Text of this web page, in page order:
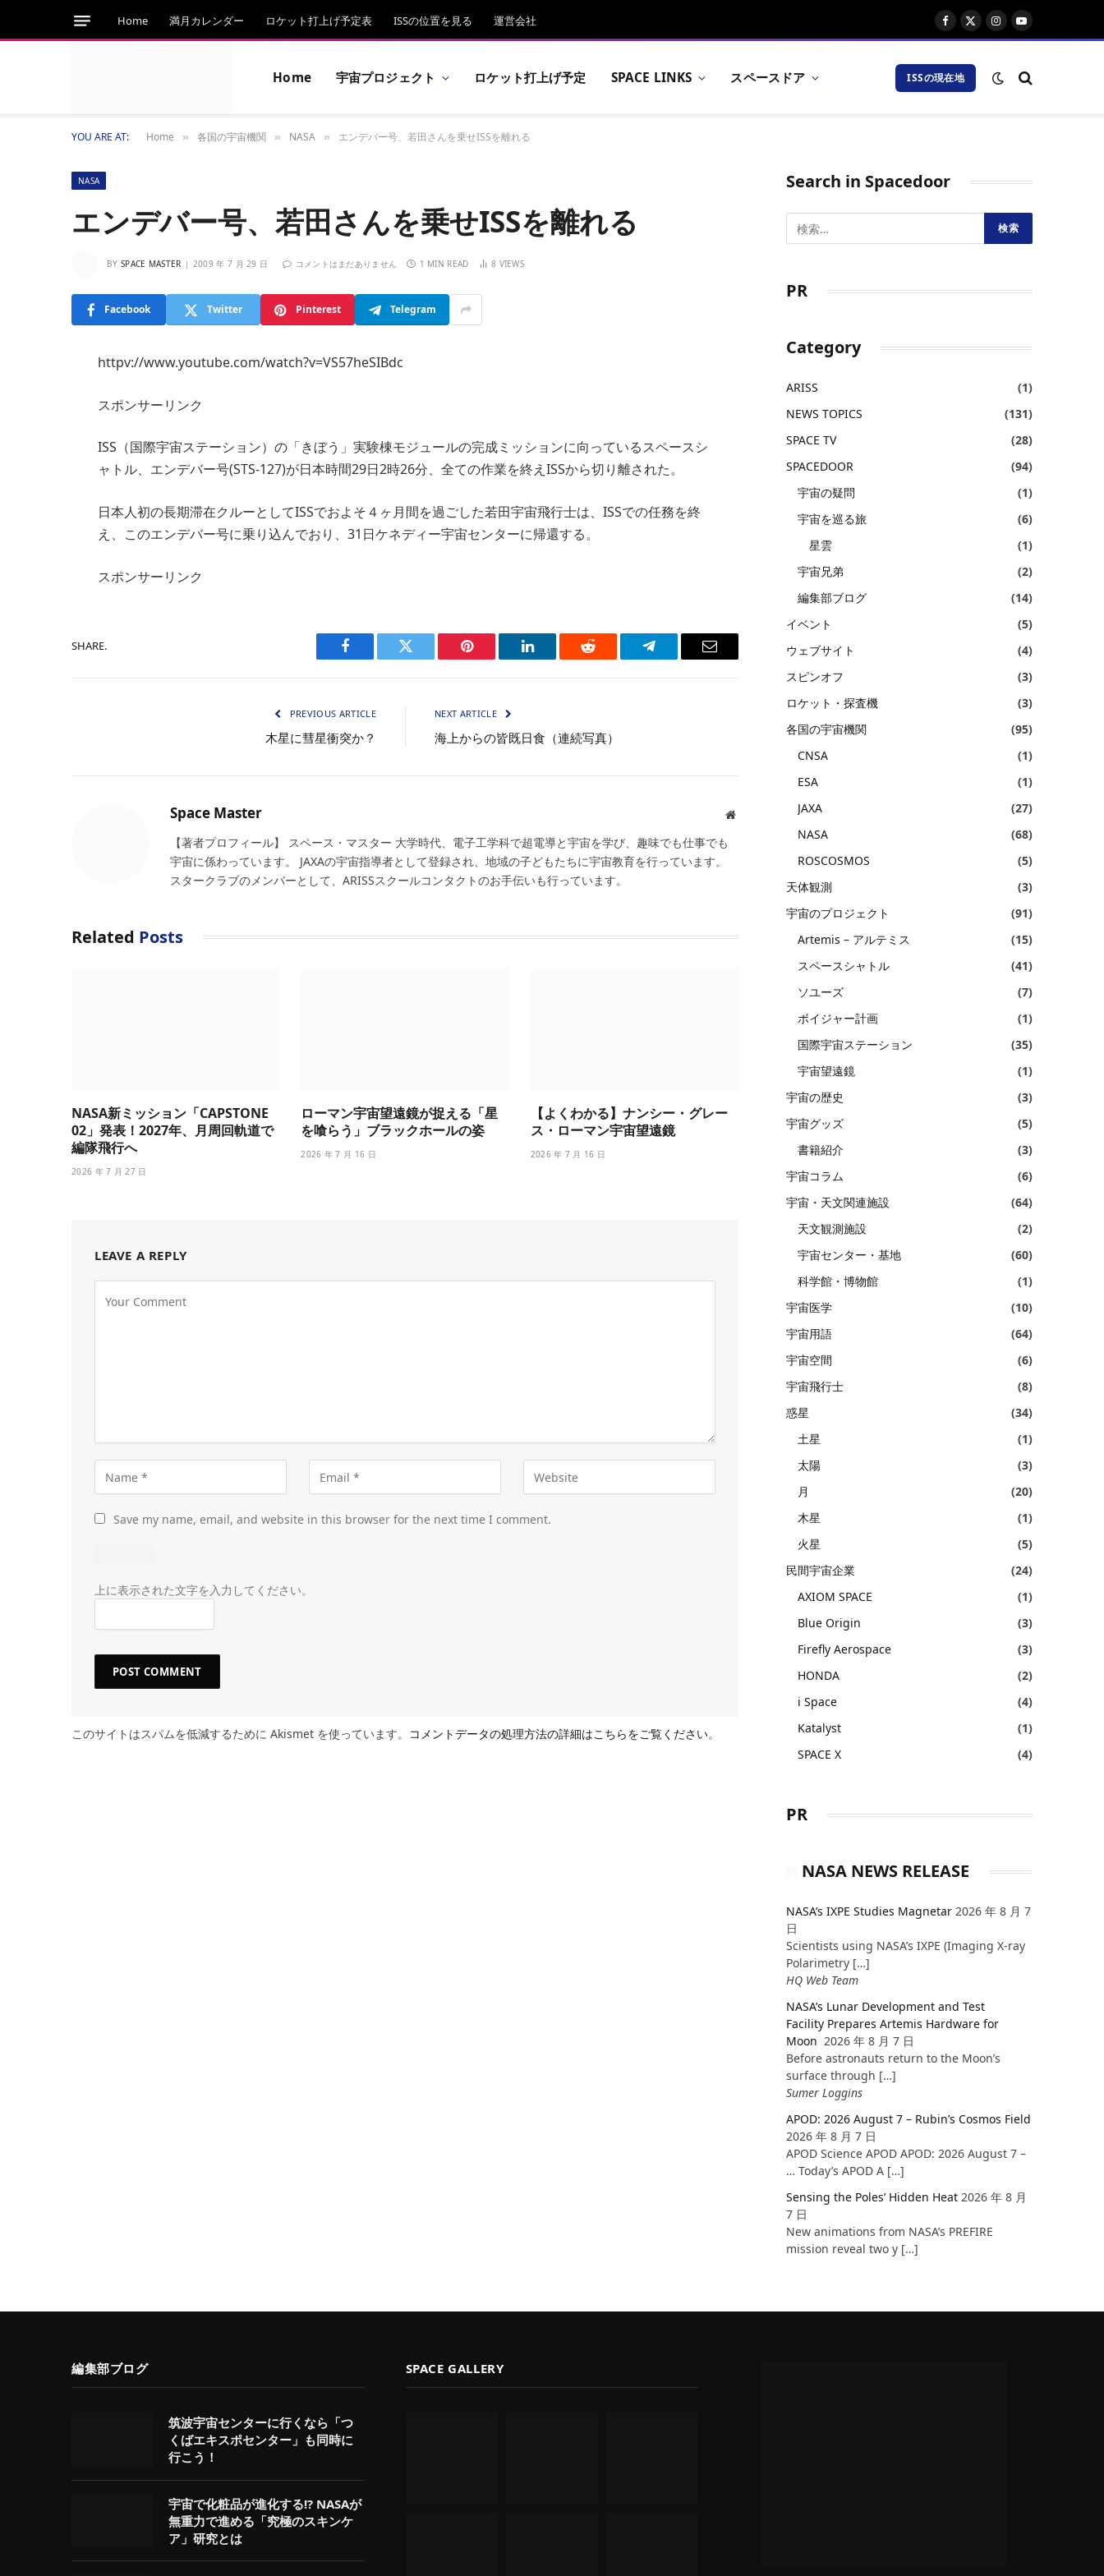
Home 満月カレンダー ロケット打上げ予定表 ISSの位置を見る 運営会社 Facebook
X
(Twitter)
Instagram
YouTube
Home 宇宙プロジェクト ロケット打上げ予定 SPACE LINKS スペースドア ISSの現在地
YOU ARE AT: Home » 各国の宇宙機関 » NASA » エンデバー号、若田さんを乗せISSを離れる
NASA
エンデバー号、若田さんを乗せISSを離れる
BY SPACE MASTER 2009 年 7 月 29 日 コメントはまだありません 1 MIN READ 8 VIEWS
Facebook Twitter Pinterest Telegram
httpv://www.youtube.com/watch?v=VS57heSIBdc
スポンサーリンク
ISS（国際宇宙ステーション）の「きぼう」実験棟モジュールの完成ミッションに向っているスペースシ
ャトル、エンデバー号(STS-127)が日本時間29日2時26分、全ての作業を終えISSから切り離された。
日本人初の長期滞在クルーとしてISSでおよそ４ヶ月間を過ごした若田宇宙飛行士は、ISSでの任務を終
え、このエンデバー号に乗り込んでおり、31日ケネディー宇宙センターに帰還する。
スポンサーリンク
SHARE.
Facebook Twitter Pinterest LinkedIn Reddit Telegram Email
PREVIOUS ARTICLE
木星に彗星衝突か？
NEXT ARTICLE
海上からの皆既日食（連続写真）
Space Master Website
【著者プロフィール】 スペース・マスター 大学時代、電子工学科で超電導と宇宙を学び、趣味でも仕事でも
宇宙に係わっています。 JAXAの宇宙指導者として登録され、地域の子どもたちに宇宙教育を行っています。
スタークラブのメンバーとして、ARISSスクールコンタクトのお手伝いも行っています。
Related Posts
NASA新ミッション「CAPSTONE
02」発表！2027年、月周回軌道で
編隊飛行へ
2026 年 7 月 27 日
ローマン宇宙望遠鏡が捉える「星
を喰らう」ブラックホールの姿
2026 年 7 月 16 日
【よくわかる】ナンシー・グレー
ス・ローマン宇宙望遠鏡
2026 年 7 月 16 日
LEAVE A REPLY
Save my name, email, and website in this browser for the next time I comment.
上に表示された文字を入力してください。
このサイトはスパムを低減するために Akismet を使っています。 コメントデータの処理方法の詳細はこちらをご覧ください。
Search in Spacedoor
PR
Category
ARISS
(1)
NEWS TOPICS
(131)
SPACE TV
(28)
SPACEDOOR
(94)
宇宙の疑問
(1)
宇宙を巡る旅
(6)
星雲
(1)
宇宙兄弟
(2)
編集部ブログ
(14)
イベント
(5)
ウェブサイト
(4)
スピンオフ
(3)
ロケット・探査機
(3)
各国の宇宙機関
(95)
CNSA
(1)
ESA
(1)
JAXA
(27)
NASA
(68)
ROSCOSMOS
(5)
天体観測
(3)
宇宙のプロジェクト
(91)
Artemis – アルテミス
(15)
スペースシャトル
(41)
ソユーズ
(7)
ボイジャー計画
(1)
国際宇宙ステーション
(35)
宇宙望遠鏡
(1)
宇宙の歴史
(3)
宇宙グッズ
(5)
書籍紹介
(3)
宇宙コラム
(6)
宇宙・天文関連施設
(64)
天文観測施設
(2)
宇宙センター・基地
(60)
科学館・博物館
(1)
宇宙医学
(10)
宇宙用語
(64)
宇宙空間
(6)
宇宙飛行士
(8)
惑星
(34)
土星
(1)
太陽
(3)
月
(20)
木星
(1)
火星
(5)
民間宇宙企業
(24)
AXIOM SPACE
(1)
Blue Origin
(3)
Firefly Aerospace
(3)
HONDA
(2)
i Space
(4)
Katalyst
(1)
SPACE X
(4)
PR
NASA NEWS RELEASE
NASA’s IXPE Studies Magnetar 2026 年 8 月 7
日
Scientists using NASA’s IXPE (Imaging X-ray
Polarimetry […]
HQ Web Team
NASA’s Lunar Development and Test
Facility Prepares Artemis Hardware for
Moon 2026 年 8 月 7 日
Before astronauts return to the Moon’s
surface through […]
Sumer Loggins
APOD: 2026 August 7 – Rubin’s Cosmos Field
2026 年 8 月 7 日
APOD Science APOD APOD: 2026 August 7 –
… Today’s APOD A […]
Sensing the Poles’ Hidden Heat 2026 年 8 月
7 日
New animations from NASA’s PREFIRE
mission reveal two y […]
編集部ブログ
筑波宇宙センターに行くなら「つ
くばエキスポセンター」も同時に
行こう！
宇宙で化粧品が進化する!? NASAが
無重力で進める「究極のスキンケ
ア」研究とは
SPACE GALLERY